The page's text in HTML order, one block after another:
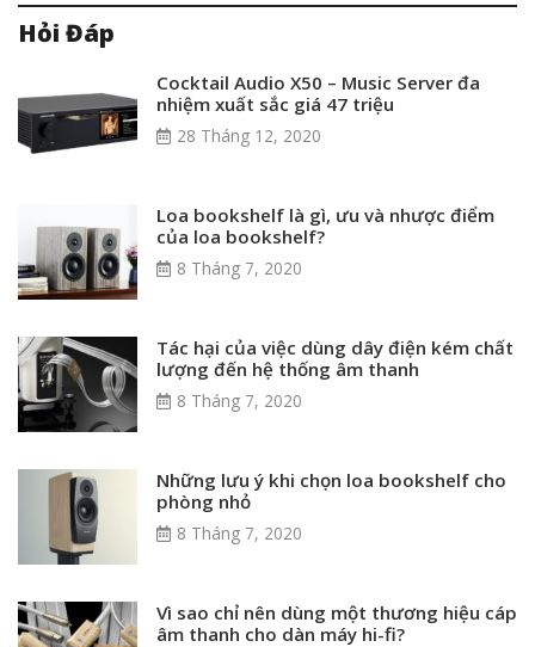
Hỏi Đáp
Cocktail Audio X50 – Music Server đa
nhiệm xuất sắc giá 47 triệu
28 Tháng 12, 2020
Loa bookshelf là gì, ưu và nhược điểm
của loa bookshelf?
8 Tháng 7, 2020
Tác hại của việc dùng dây điện kém chất
lượng đến hệ thống âm thanh
8 Tháng 7, 2020
Những lưu ý khi chọn loa bookshelf cho
phòng nhỏ
8 Tháng 7, 2020
Vì sao chỉ nên dùng một thương hiệu cáp
âm thanh cho dàn máy hi-fi?